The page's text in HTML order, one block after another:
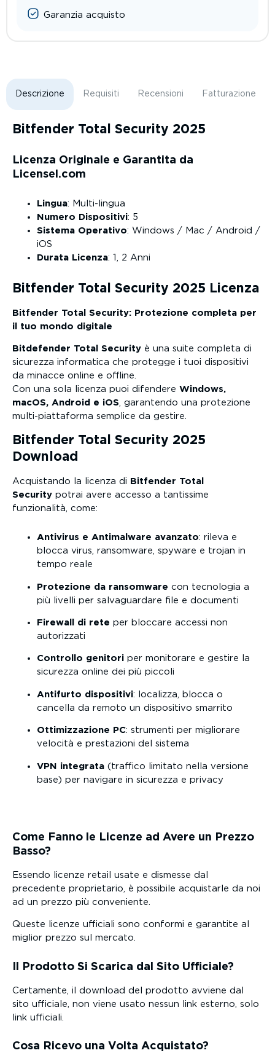
Garanzia acquisto
Descrizione Requisiti Recensioni Fatturazione
Bitfender Total Security 2025
Licenza Originale e Garantita da
Licensel.com
Lingua: Multi-lingua
Numero Dispositivi: 5
Sistema Operativo: Windows / Mac / Android /
iOS
Durata Licenza: 1, 2 Anni
Bitfender Total Security 2025 Licenza
Bitfender Total Security: Protezione completa per
il tuo mondo digitale
Bitdefender Total Security è una suite completa di
sicurezza informatica che protegge i tuoi dispositivi
da minacce online e offline.
Con una sola licenza puoi difendere Windows,
macOS, Android e iOS , garantendo una protezione
multi-piattaforma semplice da gestire.
Bitfender Total Security 2025
Download
Acquistando la licenza di Bitfender Total
Security potrai avere accesso a tantissime
funzionalità, come:
Antivirus e Antimalware avanzato: rileva e
blocca virus, ransomware, spyware e trojan in
tempo reale
Protezione da ransomware con tecnologia a
più livelli per salvaguardare file e documenti
Firewall di rete per bloccare accessi non
autorizzati
Controllo genitori per monitorare e gestire la
sicurezza online dei più piccoli
Antifurto dispositivi: localizza, blocca o
cancella da remoto un dispositivo smarrito
Ottimizzazione PC: strumenti per migliorare
velocità e prestazioni del sistema
VPN integrata (traffico limitato nella versione
base) per navigare in sicurezza e privacy
Come Fanno le Licenze ad Avere un Prezzo
Basso?
Essendo licenze retail usate e dismesse dal
precedente proprietario, è possibile acquistarle da noi
ad un prezzo più conveniente.
Queste licenze ufficiali sono conformi e garantite al
miglior prezzo sul mercato.
Il Prodotto Si Scarica dal Sito Ufficiale?
Certamente, il download del prodotto avviene dal
sito ufficiale, non viene usato nessun link esterno, solo
link ufficiali.
Cosa Ricevo una Volta Acquistato?